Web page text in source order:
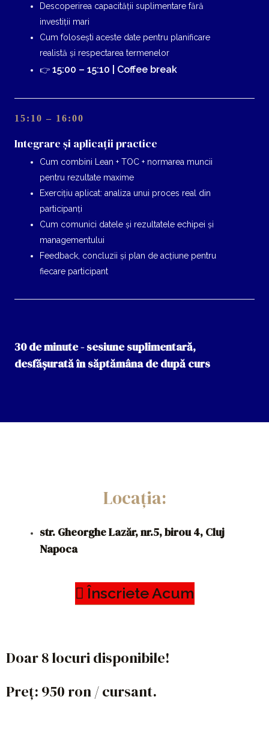
Descoperirea capacității suplimentare fără
investiții mari
Cum folosești aceste date pentru planificare
realistă și respectarea termenelor
👉 15:00 – 15:10 | Coffee break
15:10 – 16:00
Integrare și aplicații practice
Cum combini Lean + TOC + normarea muncii
pentru rezultate maxime
Exercițiu aplicat: analiza unui proces real din
participanți
Cum comunici datele și rezultatele echipei și
managementului
Feedback, concluzii și plan de acțiune pentru
fiecare participant
30 de minute - sesiune suplimentară,
desfășurată în săptămâna de după curs
Locația:
str. Gheorghe Lazăr, nr.5, birou 4, Cluj
Napoca
Înscriete Acum
Doar 8 locuri disponibile!
Preț: 950 ron / cursant.